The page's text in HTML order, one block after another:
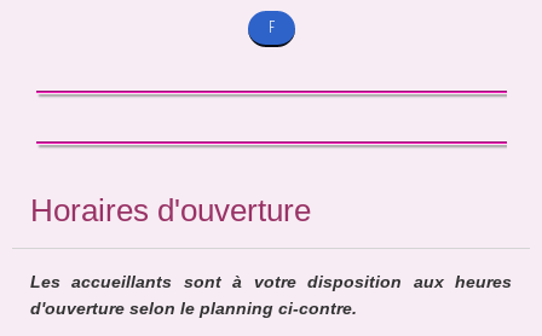
F
Horaires d'ouverture
Les accueillants sont à votre disposition aux heures
d'ouverture selon le planning ci-contre.